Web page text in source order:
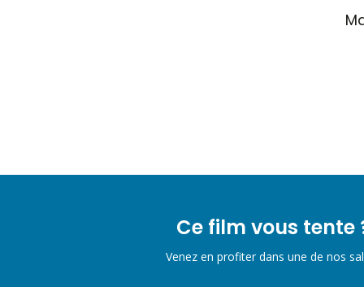
Ce film vous tente
Venez en profiter dans une de nos